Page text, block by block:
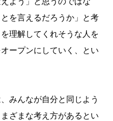
を言えるだろうか」と考
理解してくれそうな人を
ープンにしていく、とい
みんなが自分と同じよう
ざまな考え方があるとい